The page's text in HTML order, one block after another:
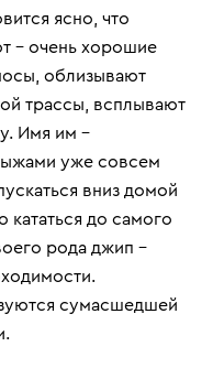
ясно, что
- очень хорошие
облизывают
трассы, всплывают
Имя им –
уже совсем
вниз домой
до самого
рода джип –
сумасшедшей